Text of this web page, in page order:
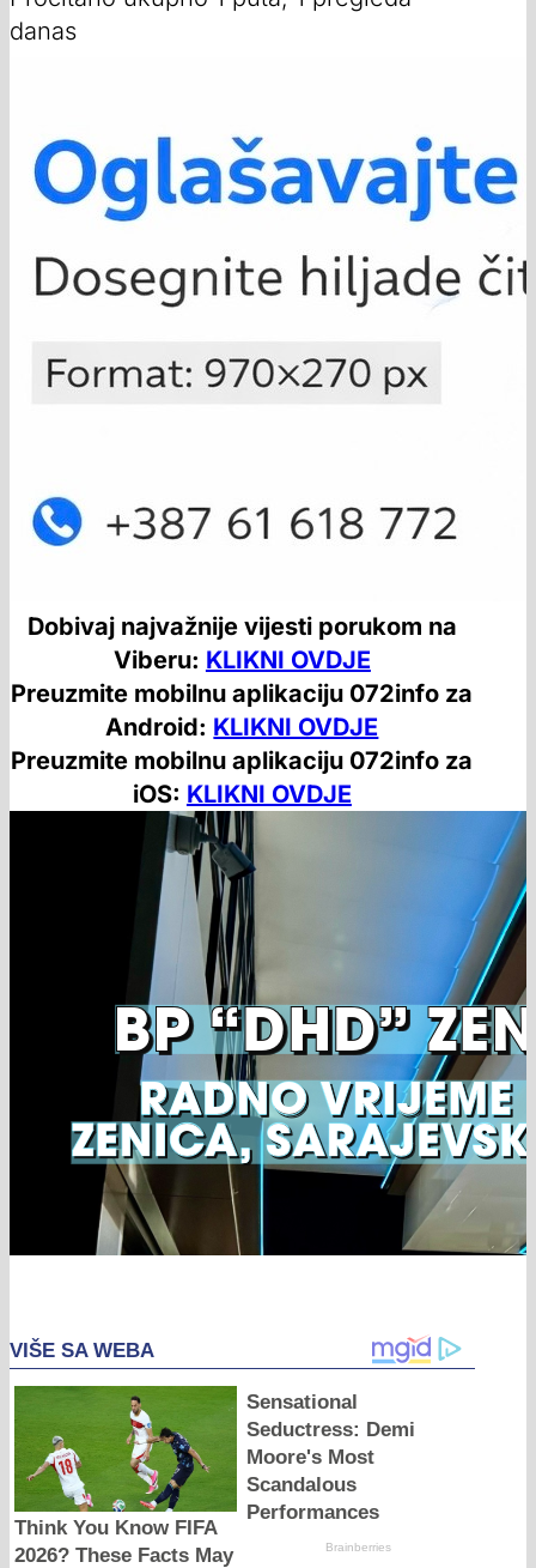
danas
Dobivaj najvažnije vijesti porukom na
Viberu: KLIKNI OVDJE
Preuzmite mobilnu aplikaciju 072info za
Android: KLIKNI OVDJE
Preuzmite mobilnu aplikaciju 072info za
iOS: KLIKNI OVDJE